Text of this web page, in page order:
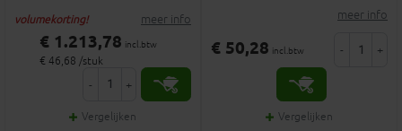
volumekorting! meer info
€ 1.213,78 incl.btw
€ 46,68 /stuk
- +
Vergelijken
meer info
€ 50,28 incl.btw - +
Vergelijken